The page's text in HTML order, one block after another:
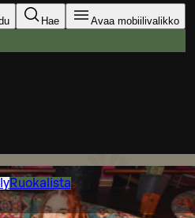
Hae Avaa mobiilivalikko
Ruokalista